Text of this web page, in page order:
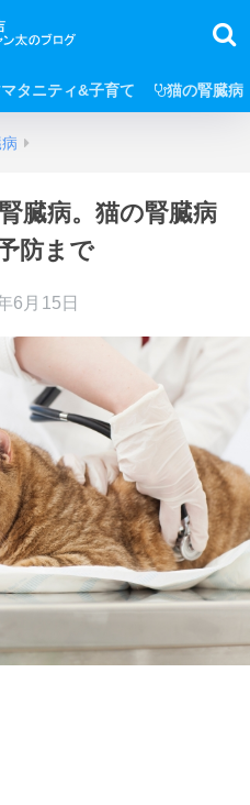
マタニティ&子育て 猫の腎臓病
臓病。猫の腎臓病
防まで
6月15日